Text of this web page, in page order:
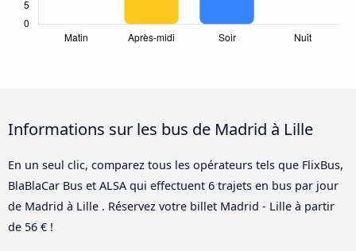
Informations sur les bus de Madrid à Lille
En un seul clic, comparez tous les opérateurs tels que FlixBus,
BlaBlaCar Bus et ALSA qui effectuent 6 trajets en bus par jour
de Madrid à Lille . Réservez votre billet Madrid - Lille à partir
de 56 € !